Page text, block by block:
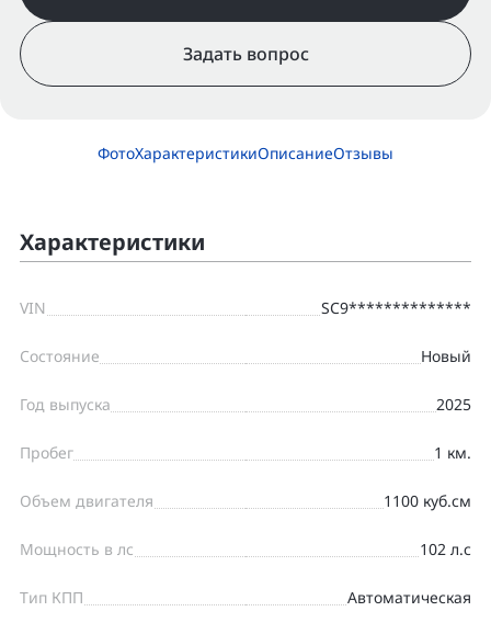
Задать вопрос
ФотоХарактеристикиОписаниеОтзывы
Характеристики
VIN SC9**************
Состояние Новый
Год выпуска 2025
Пробег 1 км.
Объем двигателя 1100 куб.см
Мощность в лс 102 л.с
Тип КПП Автоматическая